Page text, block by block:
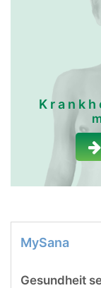
MySana
Gesundheit